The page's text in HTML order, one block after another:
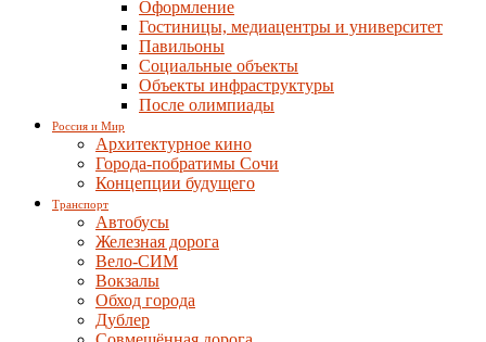
Оформление
Гостиницы, медиацентры и университет
Павильоны
Социальные объекты
Объекты инфраструктуры
После олимпиады
Россия и Мир
Архитектурное кино
Города-побратимы Сочи
Концепции будущего
Транспорт
Автобусы
Железная дорога
Вело-СИМ
Вокзалы
Обход города
Дублер